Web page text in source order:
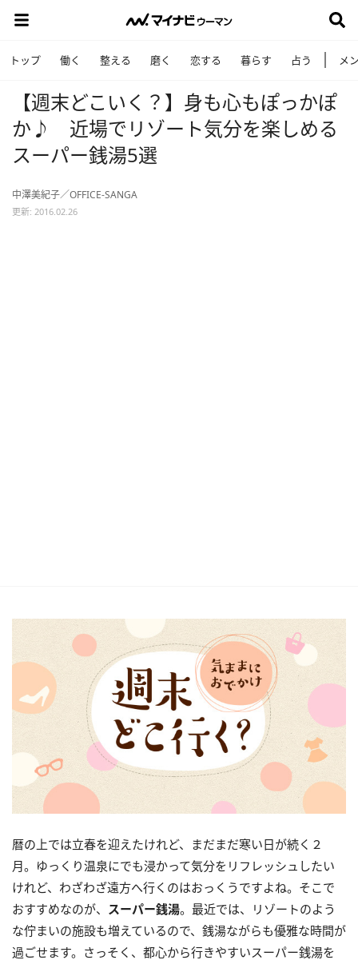
トップ 働く 整える 磨く 恋する 暮らす 占う メ
【週末どこいく？】身も心もぽっかぽ
か♪ 近場でリゾート気分を楽しめる
スーパー銭湯5選
中澤美紀子／OFFICE-SANGA
更新: 2016.02.26
暦の上では立春を迎えたけれど、まだまだ寒い日が続く２
月。ゆっくり温泉にでも浸かって気分をリフレッシュしたい
けれど、わざわざ遠方へ行くのはおっくうですよね。そこで
おすすめなのが、 スーパー銭湯。最近では、リゾートのよう
な佇まいの施設も増えているので、銭湯ながらも優雅な時間が
過ごせます。さっそく、都心から行きやすいスーパー銭湯を